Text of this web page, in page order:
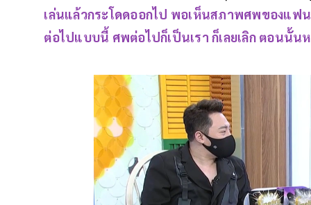
เล่นแล้วกระโดดออกไป พอเห็นสภาพศพของแฟน
ต่อไปแบบนี้ ศพต่อไปก็เป็นเรา ก็เลยเลิก ตอนนั้น